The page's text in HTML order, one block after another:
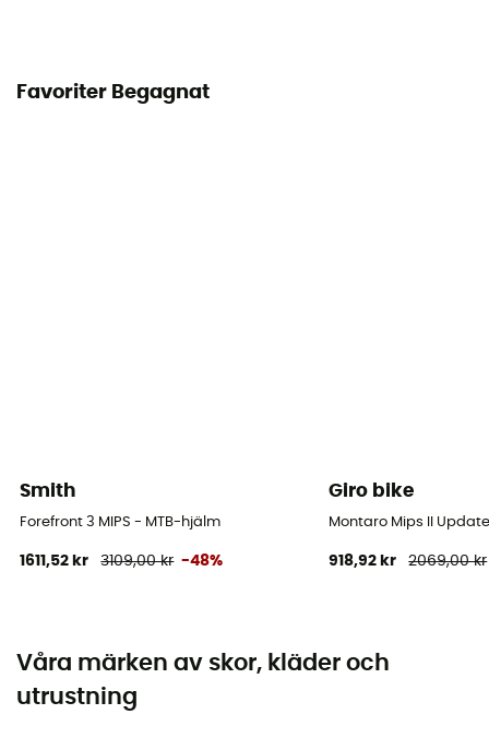
Favoriter Begagnat
Smith
Forefront 3 MIPS - MTB-hjälm
1611,52 kr 3109,00 kr -48%
Giro bike
Montaro Mips II
918,92 kr 2069,00 kr
Våra märken av skor, kläder och
utrustning